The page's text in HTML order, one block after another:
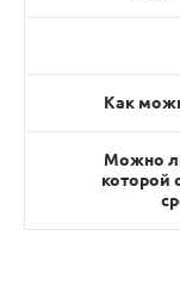
Как
Можно
которой